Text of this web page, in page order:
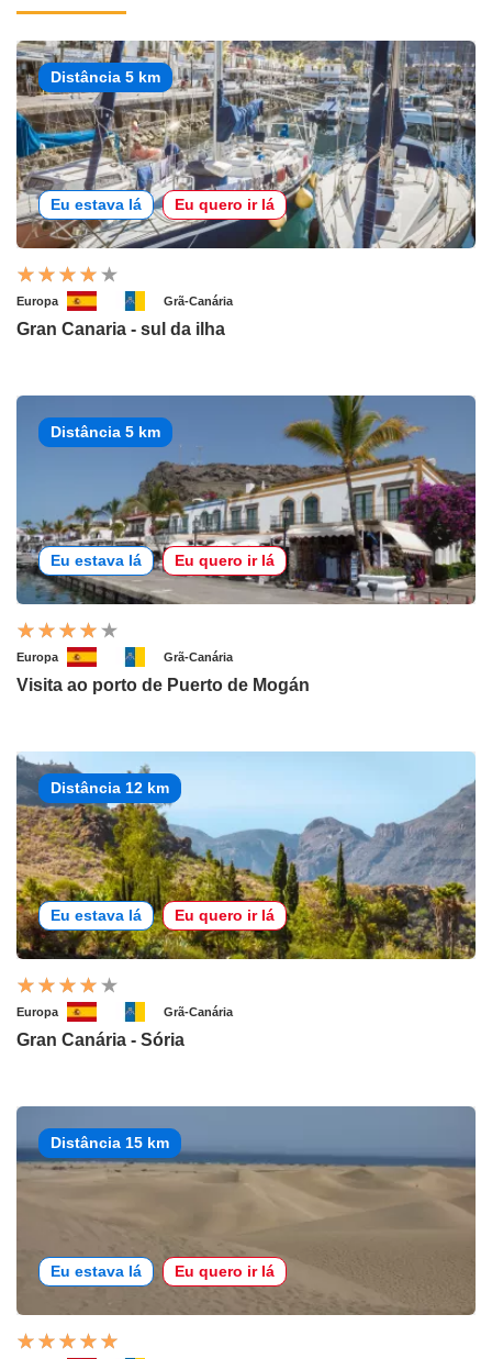
Distância 5 km
Eu estava lá Eu quero ir lá
Europa Grã-Canária
Gran Canaria - sul da ilha
Distância 5 km
Eu estava lá Eu quero ir lá
Europa Grã-Canária
Visita ao porto de Puerto de Mogán
Distância 12 km
Eu estava lá Eu quero ir lá
Europa Grã-Canária
Gran Canária - Sória
Distância 15 km
Eu estava lá Eu quero ir lá